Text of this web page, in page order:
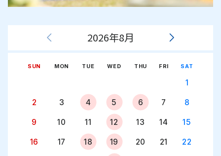
2026年8月
SUN MON TUE WED THU FRI SAT
1
2 3 4 5 6 7 8
9 10 11 12 13 14 15
16 17 18 19 20 21 22